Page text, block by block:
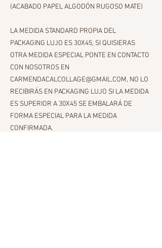
(ACABADO PAPEL ALGODÓN RUGOSO MATE)
LA MEDIDA STANDARD PROPIA DEL
PACKAGING LUJO ES 30X45, SI QUISIERAS
OTRA MEDIDA ESPECIAL PONTE EN CONTACTO
CON NOSOTROS EN
CARMENDACALCOLLAGE@GMAIL.COM, NO LO
RECIBIRÁS EN PACKAGING LUJO SI LA MEDIDA
ES SUPERIOR A 30X45 SE EMBALARÁ DE
FORMA ESPECIAL PARA LA MEDIDA
CONFIRMADA.